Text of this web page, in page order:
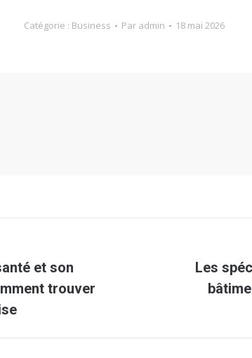
Catégorie : Business Par admin 18 mai 2026
et son
trouver
Les